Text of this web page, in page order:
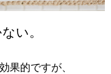
い。
果的ですが、